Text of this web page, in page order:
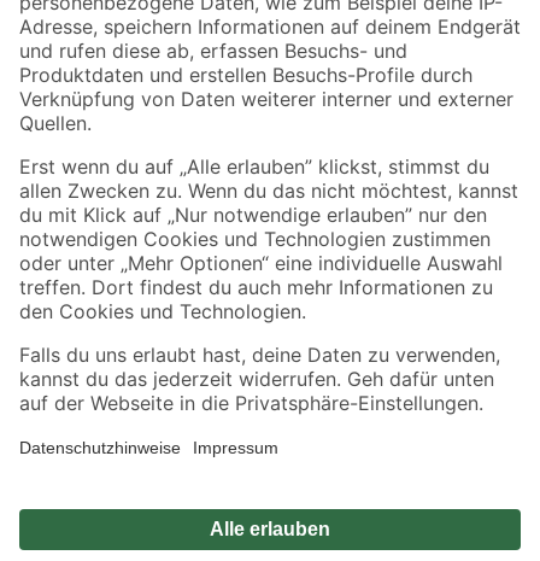
Sicher einkaufen
Jetzt die toom-App herunterladen
Alle Preisangaben in EUR inkl. gesetzl. MwSt.. Die dargestellten Angebote sind unter
Umständen nicht in allen Märkten verfügbar. Die angegebenen Verfügbarkeiten beziehen
sich auf den unter "Mein Markt" ausgewählten toom Baumarkt. Alle Angebote und
*Paketversand ab 59 € versandkostenfrei, gilt nicht für Artikel mit Speditionsversand, hier
fallen zusätzliche Versandkosten an.
Privatsphäre Impressum